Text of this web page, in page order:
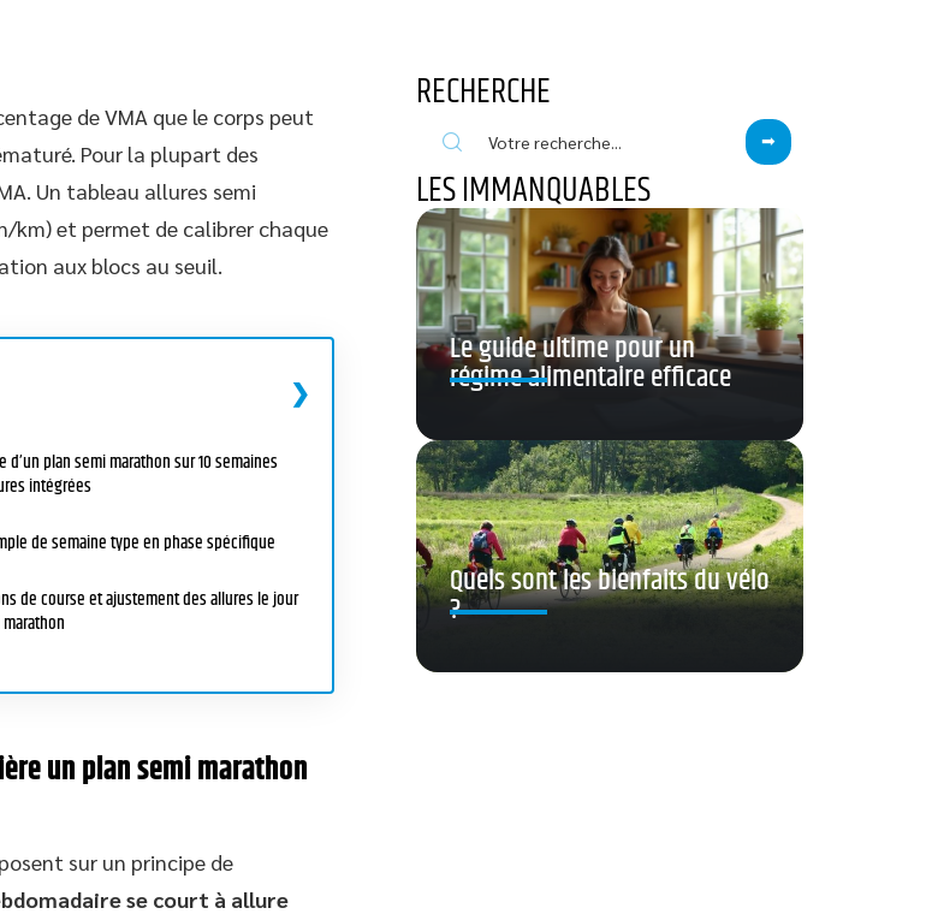
de VMA que le corps peut
Pour la plupart des
Un tableau allures semi
et permet de calibrer chaque
aux blocs au seuil.
d’un plan semi marathon sur 10 semaines
intégrées
de semaine type en phase spécifique
de course et ajustement des allures le jour
un plan semi marathon
sur un principe de
se court à allure
RECHERCHE
LES IMMANQUABLES
Le guide ultime pour un
régime alimentaire efficace
Quels sont les bienfaits du vélo
?